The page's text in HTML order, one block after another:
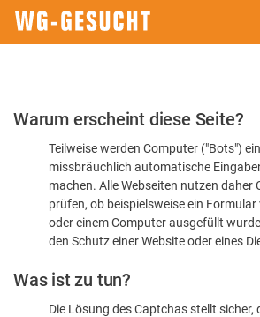
Bitte
dass
sind
Warum erscheint diese Seite?
Teilweise werden Computer ("Bots")
missbräuchlich automatische
machen. Alle Webseiten nutzen daher
prüfen, ob beispielsweise ein
oder einem Computer ausgefüllt
den Schutz einer Website oder eines
Was ist zu tun?
Die Lösung des Captchas stellt sicher,